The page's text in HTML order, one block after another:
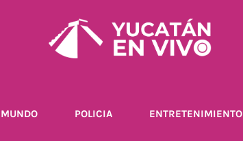
MUNDO POLICIA ENTRETENIMIENTO